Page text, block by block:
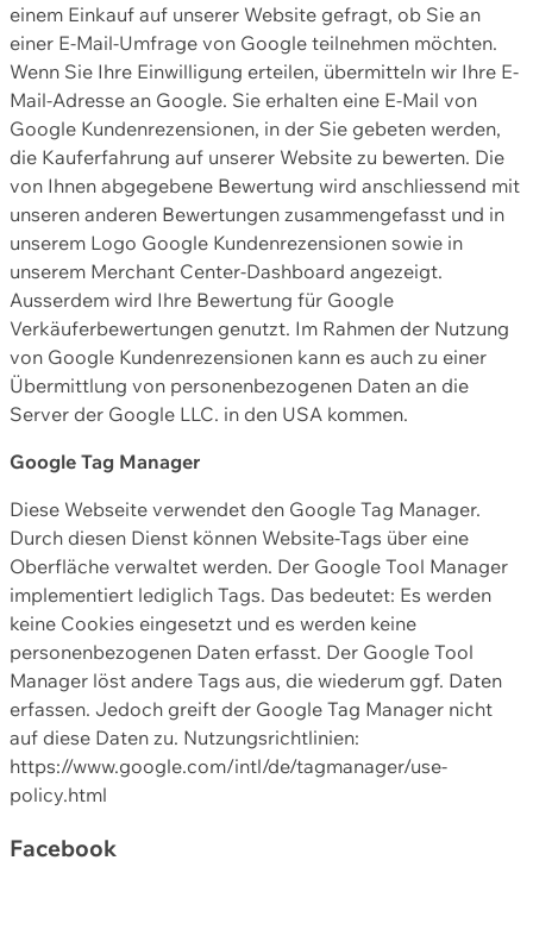
einem Einkauf auf unserer Website gefragt, ob Sie an
einer E-Mail-Umfrage von Google teilnehmen möchten.
Wenn Sie Ihre Einwilligung erteilen, übermitteln wir Ihre E-
Mail-Adresse an Google. Sie erhalten eine E-Mail von
Google Kundenrezensionen, in der Sie gebeten werden,
die Kauferfahrung auf unserer Website zu bewerten. Die
von Ihnen abgegebene Bewertung wird anschliessend mit
unseren anderen Bewertungen zusammengefasst und in
unserem Logo Google Kundenrezensionen sowie in
unserem Merchant Center-Dashboard angezeigt.
Ausserdem wird Ihre Bewertung für Google
Verkäuferbewertungen genutzt. Im Rahmen der Nutzung
von Google Kundenrezensionen kann es auch zu einer
Übermittlung von personenbezogenen Daten an die
Server der Google LLC. in den USA kommen.
Google Tag Manager
Diese Webseite verwendet den Google Tag Manager.
Durch diesen Dienst können Website-Tags über eine
Oberfläche verwaltet werden. Der Google Tool Manager
implementiert lediglich Tags. Das bedeutet: Es werden
keine Cookies eingesetzt und es werden keine
personenbezogenen Daten erfasst. Der Google Tool
Manager löst andere Tags aus, die wiederum ggf. Daten
erfassen. Jedoch greift der Google Tag Manager nicht
auf diese Daten zu. Nutzungsrichtlinien:
https://www.google.com/intl/de/tagmanager/use-
policy.html
Facebook